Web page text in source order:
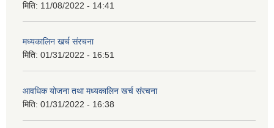
मिति: 11/08/2022 - 14:41
मध्यकालिन खर्च संरचना
मिति: 01/31/2022 - 16:51
आवधिक योजना तथा मध्यकालिन खर्च संरचना
मिति: 01/31/2022 - 16:38